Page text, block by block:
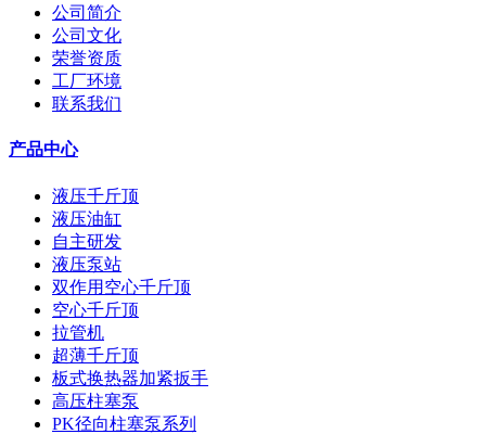
公司简介
公司文化
荣誉资质
工厂环境
联系我们
产品中心
液压千斤顶
液压油缸
自主研发
液压泵站
双作用空心千斤顶
空心千斤顶
拉管机
超薄千斤顶
板式换热器加紧扳手
高压柱塞泵
PK径向柱塞泵系列